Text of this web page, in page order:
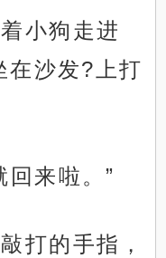
小狗走进
在沙发?上打
回来啦。”
打的手指，